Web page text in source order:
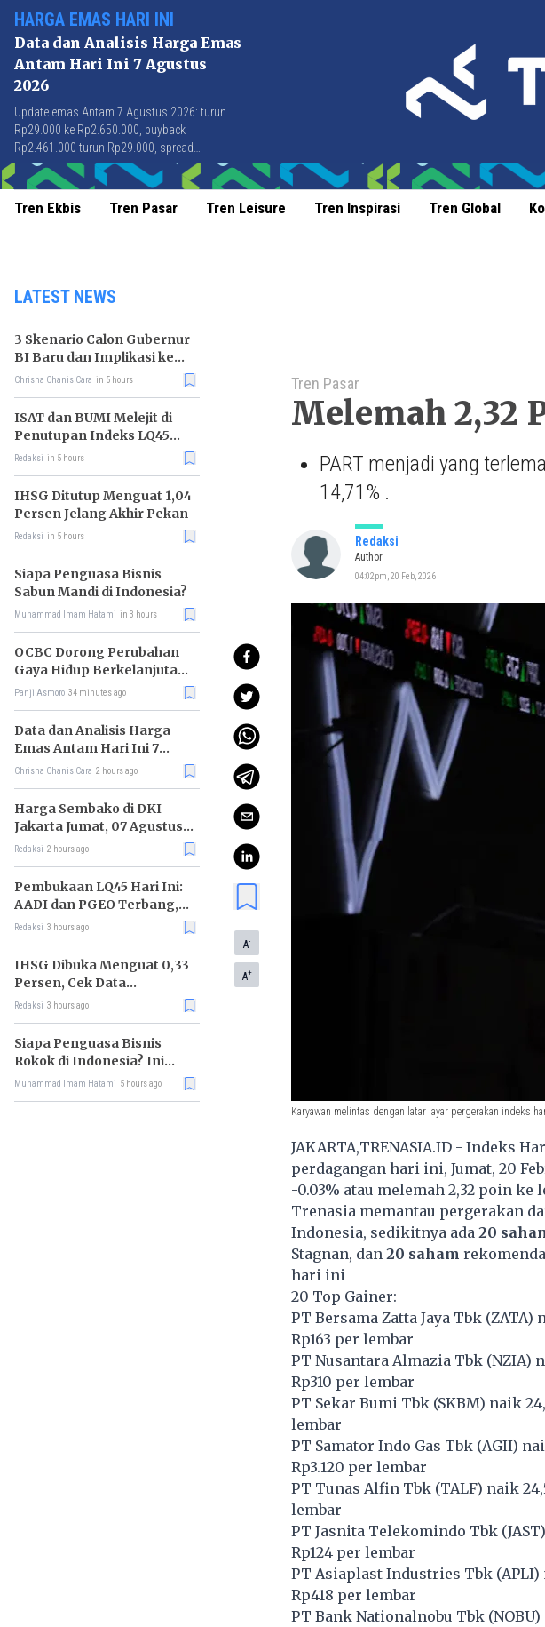
HARGA EMAS HARI INI
Data dan Analisis Harga Emas
Antam Hari Ini 7 Agustus
2026
Update emas Antam 7 Agustus 2026: turun
Rp29.000 ke Rp2.650.000, buyback
Rp2.461.000 turun Rp29.000, spread
Rp189.000 stabil di level terbaik sejak April
2026.
Tren Ekbis Tren Pasar Tren Leisure Tren Inspirasi Tren Global
LATEST NEWS
3 Skenario Calon Gubernur
BI Baru dan Implikasi ke
Pasar
Chrisna Chanis Cara in 5 hours
ISAT dan BUMI Melejit di
Penutupan Indeks LQ45
Hari Ini
Redaksi in 5 hours
IHSG Ditutup Menguat 1,04
Persen Jelang Akhir Pekan
Redaksi in 5 hours
Siapa Penguasa Bisnis
Sabun Mandi di Indonesia?
Muhammad Imam Hatami in 3 hours
OCBC Dorong Perubahan
Gaya Hidup Berkelanjutan
melalui Program RISE
Panji Asmoro 34 minutes ago
Data dan Analisis Harga
Emas Antam Hari Ini 7
Agustus 2026
Chrisna Chanis Cara 2 hours ago
Harga Sembako di DKI
Jakarta Jumat, 07 Agustus
2026, Daging Sapi Naik, Gas
Redaksi 2 hours ago
Pembukaan LQ45 Hari Ini:
AADI dan PGEO Terbang,
HRTA Tiarap
Redaksi 3 hours ago
IHSG Dibuka Menguat 0,33
Persen, Cek Data
Lengkapnya
Redaksi 3 hours ago
Siapa Penguasa Bisnis
Rokok di Indonesia? Ini
Daftar Raja Industri
Muhammad Imam Hatami 5 hours ago
A-
A+
Tren Pasar
Melemah 2,32
PART menjadi yang
14,71% .
Redaksi
Author
04:02pm, 20 Feb, 2026
Karyawan melintas dengan latar layar pergerakan indeks
JAKARTA,TRENASIA.ID - Indeks
perdagangan hari ini, Jumat, 20
-0.03% atau melemah 2,32 poin ke
Trenasia memantau pergerakan
Indonesia, sedikitnya ada 20
Stagnan, dan 20 saham
hari ini
20 Top Gainer:
PT Bersama Zatta Jaya Tbk (ZATA)
Rp163 per lembar
PT Nusantara Almazia Tbk (NZIA)
Rp310 per lembar
PT Sekar Bumi Tbk (SKBM) naik
lembar
PT Samator Indo Gas Tbk (AGII)
Rp3.120 per lembar
PT Tunas Alfin Tbk (TALF) naik
lembar
PT Jasnita Telekomindo Tbk (JAST
Rp124 per lembar
PT Asiaplast Industries Tbk (APLI)
Rp418 per lembar
PT Bank Nationalnobu Tbk (NOBU)